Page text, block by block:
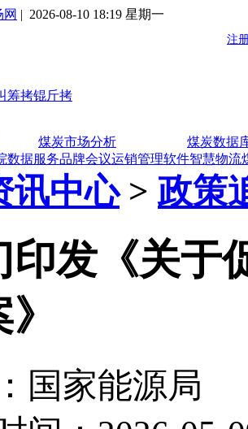
| 2026-08-10 18:19 星期一
煤炭市场分析
煤炭数据
数据服务品牌会议运销管理软件智慧物流
讯中心>政策
印发《关于
国家能源局